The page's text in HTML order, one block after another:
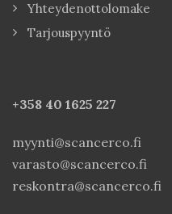
Yhteydenottolomake
Tarjouspyyntö
+358 40 1625 227
myynti@scancerco.fi
varasto@scancerco.fi
reskontra@scancerco.fi